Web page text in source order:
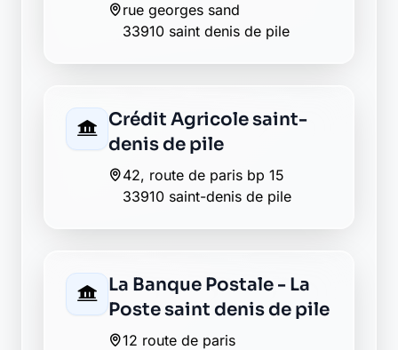
rue georges sand
33910 saint denis de pile
Crédit Agricole saint-
denis de pile
42, route de paris bp 15
33910 saint-denis de pile
La Banque Postale - La
Poste saint denis de pile
12 route de paris